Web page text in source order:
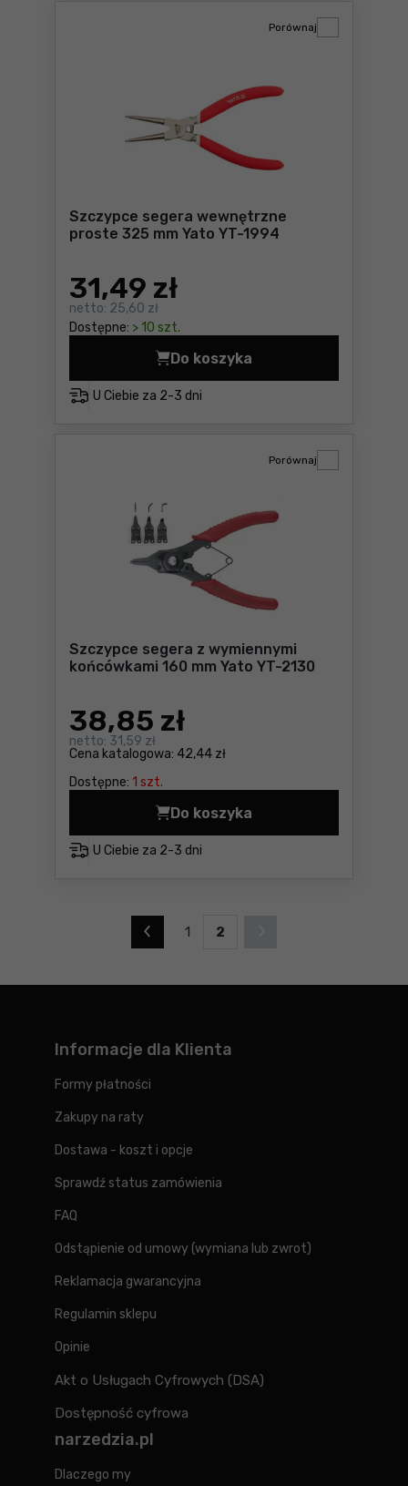
Szczypce segera wewnętrzne
proste 325 mm Yato YT-1994
31,49 zł
netto: 25,60 zł
Dostępne: > 10 szt.
Porównaj
U Ciebie za 2-3 dni
Do koszyka
Szczypce segera
Szczypce segera z wymiennymi
końcówkami 160 mm Yato YT-2130
Cena katalogowa: 42,44 zł
38,85 zł
netto: 31,59 zł
Dostępne: 1 szt.
Porównaj
U Ciebie za 2-3 dni
Do koszyka
Szczypce segera z
1 2
Informacje dla Klienta
Formy płatności
Zakupy na raty
Dostawa - koszt i opcje
Sprawdź status zamówienia
FAQ
Odstąpienie od umowy (wymiana lub zwrot)
Reklamacja gwarancyjna
Regulamin sklepu
Opinie
Akt o Usługach Cyfrowych (DSA)
Dostępność cyfrowa
narzedzia.pl
Dlaczego my